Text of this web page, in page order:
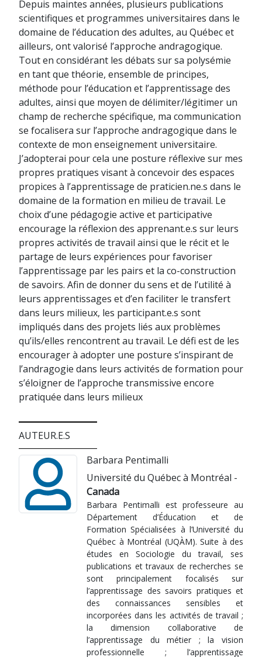
Depuis maintes années, plusieurs publications
scientifiques et programmes universitaires dans le
domaine de l’éducation des adultes, au Québec et
ailleurs, ont valorisé l’approche andragogique.
Tout en considérant les débats sur sa polysémie
en tant que théorie, ensemble de principes,
méthode pour l’éducation et l’apprentissage des
adultes, ainsi que moyen de délimiter/légitimer un
champ de recherche spécifique, ma communication
se focalisera sur l’approche andragogique dans le
contexte de mon enseignement universitaire.
J’adopterai pour cela une posture réflexive sur mes
propres pratiques visant à concevoir des espaces
propices à l’apprentissage de praticien.ne.s dans le
domaine de la formation en milieu de travail. Le
choix d’une pédagogie active et participative
encourage la réflexion des apprenant.e.s sur leurs
propres activités de travail ainsi que le récit et le
partage de leurs expériences pour favoriser
l’apprentissage par les pairs et la co-construction
de savoirs. Afin de donner du sens et de l’utilité à
leurs apprentissages et d’en faciliter le transfert
dans leurs milieux, les participant.e.s sont
impliqués dans des projets liés aux problèmes
qu’ils/elles rencontrent au travail. Le défi est de les
encourager à adopter une posture s’inspirant de
l’andragogie dans leurs activités de formation pour
s’éloigner de l’approche transmissive encore
pratiquée dans leurs milieux
AUTEUR.E.S
Barbara Pentimalli
Université du Québec à Montréal -
Canada
Barbara Pentimalli est professeure au
Département d’Éducation et de
Formation Spécialisées à l’Université du
Québec à Montréal (UQÀM). Suite à des
études en Sociologie du travail, ses
publications et travaux de recherches se
sont principalement focalisés sur
l’apprentissage des savoirs pratiques et
des connaissances sensibles et
incorporées dans les activités de travail ;
la dimension collaborative de
l’apprentissage du métier ; la vision
professionnelle ; l’apprentissage